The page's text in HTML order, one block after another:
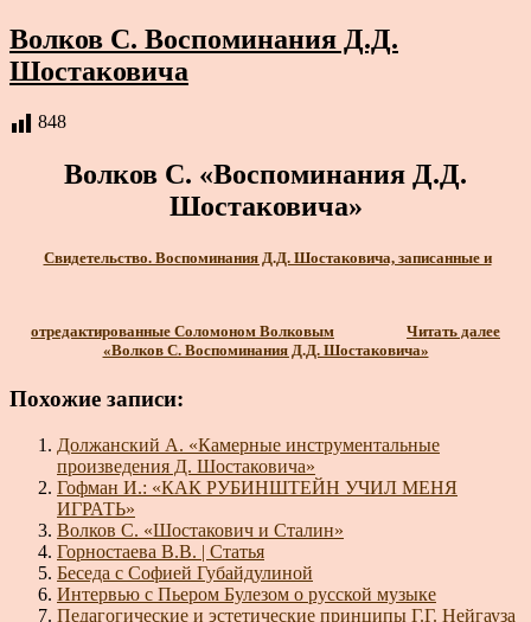
Волков С. Воспоминания Д.Д.
Шостаковича
848
Волков С. «Воспоминания Д.Д.
Шостаковича»
Свидетельство. Воспоминания Д.Д. Шостаковича, записанные и
отредактированные Соломоном Волковым
Читать далее
«Волков С. Воспоминания Д.Д. Шостаковича»
Похожие записи:
Должанский А. «Камерные инструментальные
произведения Д. Шостаковича»
Гофман И.: «КАК РУБИНШТЕЙН УЧИЛ МЕНЯ
ИГРАТЬ»
Волков С. «Шостакович и Сталин»
Горностаева В.В. | Статья
Беседа с Софией Губайдулиной
Интервью с Пьером Булезом о русской музыке
Педагогические и эстетические принципы Г.Г. Нейгауза